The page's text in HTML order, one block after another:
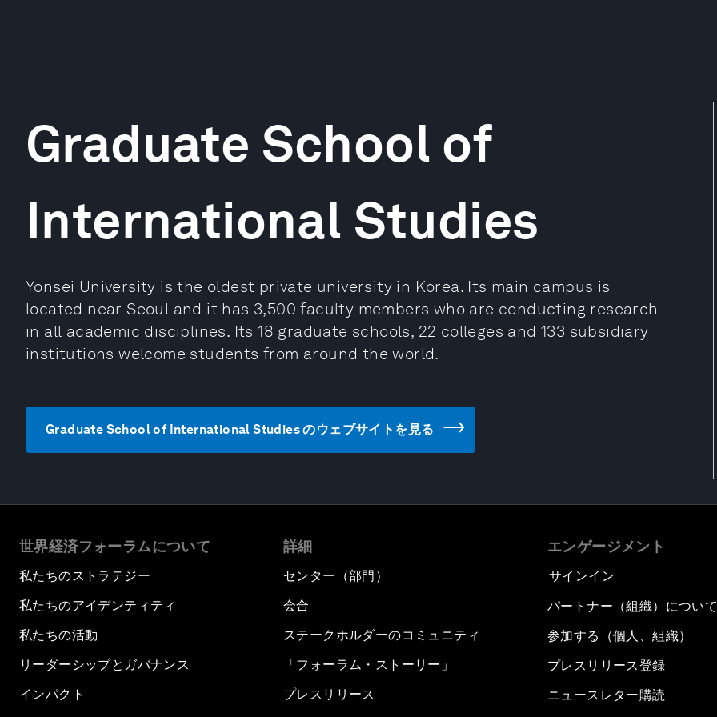
Graduate School of
International Studies
Yonsei University is the oldest private university in Korea. Its main campus is
located near Seoul and it has 3,500 faculty members who are conducting research
in all academic disciplines. Its 18 graduate schools, 22 colleges and 133 subsidiary
institutions welcome students from around the world.
Graduate School of International Studies のウェブサイトを見る
世界経済フォーラムについて
私たちのストラテジー
私たちのアイデンティティ
私たちの活動
リーダーシップとガバナンス
インパクト
詳細
センター（部門）
会合
ステークホルダーのコミュニティ
「フォーラム・ストーリー」
プレスリリース
エンゲージメント
サインイン
パートナー（組織）について
参加する（個人、組織）
プレスリリース登録
ニュースレター購読